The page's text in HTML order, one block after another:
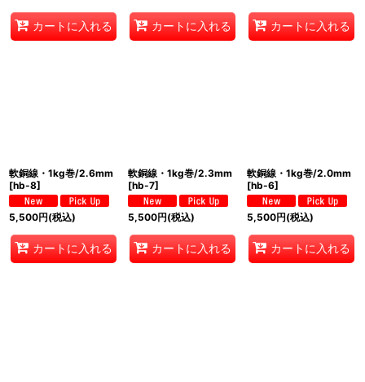
カートに入れる カートに入れる カートに入れる
軟銅線・1kg巻/2.6mm
[hb-8]
5,500円(税込)
カートに入れる
軟銅線・1kg巻/2.3mm
[hb-7]
5,500円(税込)
カートに入れる
軟銅線・1kg巻/2.0mm
[hb-6]
5,500円(税込)
カートに入れる